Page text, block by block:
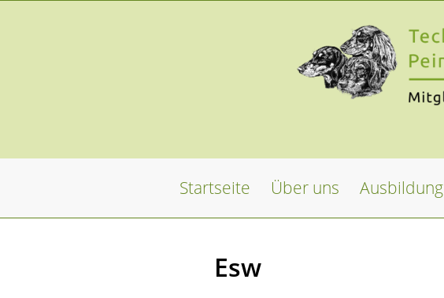
Startseite Über uns Ausbildung
Esw